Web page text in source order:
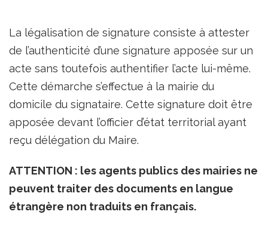
La légalisation de signature consiste à attester
de l’authenticité d’une signature apposée sur un
acte sans toutefois authentifier l’acte lui-même.
Cette démarche s’effectue à la mairie du
domicile du signataire. Cette signature doit être
apposée devant l’officier d’état territorial ayant
reçu délégation du Maire.
ATTENTION : les agents publics des mairies ne
peuvent traiter des documents en langue
étrangère non traduits en français.